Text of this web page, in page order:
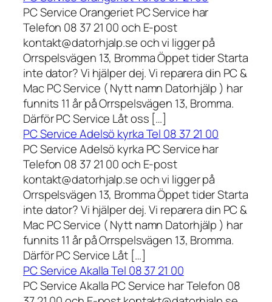
PC Service Orangeriet PC Service har
Telefon 08 37 21 00 och E-post
kontakt@datorhjalp.se och vi ligger på
Orrspelsvägen 13, Bromma Öppet tider Starta
inte dator? Vi hjälper dej. Vi reparera din PC &
Mac PC Service ( Nytt namn Datorhjälp ) har
funnits 11 år på Orrspelsvägen 13, Bromma.
Därför PC Service Låt oss […]
PC Service Adelsö kyrka Tel 08 37 21 00
PC Service Adelsö kyrka PC Service har
Telefon 08 37 21 00 och E-post
kontakt@datorhjalp.se och vi ligger på
Orrspelsvägen 13, Bromma Öppet tider Starta
inte dator? Vi hjälper dej. Vi reparera din PC &
Mac PC Service ( Nytt namn Datorhjälp ) har
funnits 11 år på Orrspelsvägen 13, Bromma.
Därför PC Service Låt […]
PC Service Akalla Tel 08 37 21 00
PC Service Akalla PC Service har Telefon 08